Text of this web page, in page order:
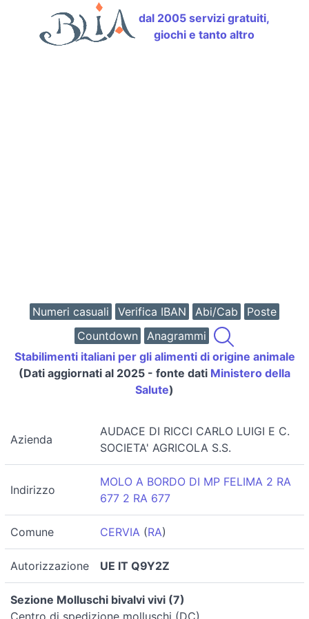
dal 2005 servizi gratuiti,
giochi e tanto altro
Numeri casuali Verifica IBAN Abi/Cab
Poste
Countdown
Anagrammi
Stabilimenti italiani per gli alimenti di origine animale
(Dati aggiornati al 2025 - fonte dati Ministero della
Salute)
Azienda
AUDACE DI RICCI CARLO LUIGI E C.
SOCIETA' AGRICOLA S.S.
Indirizzo
MOLO A BORDO DI MP FELIMA 2 RA
677 2 RA 677
Comune CERVIA (RA)
Autorizzazione UE IT Q9Y2Z
Sezione Molluschi bivalvi vivi (7)
Centro di spedizione molluschi (DC)